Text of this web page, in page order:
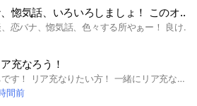
雑談、恋バナ、惚気話、いろいろしましょ！ このオプを機にリア充にもなっちゃお？
ここはぁ！雑談、恋バナ、惚気話、色々する所やぁー！ 良ければ入りませんか？ 目標人数100人！ 𓇠𓇠𓇠𓇠𓇠𓇠𓇠𓇠𓇠𓇠𓇠 出会い厨× 荒らし× 危険な発言、下発言× 即抜け× 𓇠𓇠𓇠𓇠𓇠𓇠𓇠𓇠𓇠𓇠𓇠 見学等したい場合 名前にお試し、見学、などお書きいただけたら幸いです！ 荒らし等やばいやついたら蹴ります ルール等はノートに書いてあるので確認おねがいします！！ みんなで仲良くしましょうっ！ #学生#高校生#中学生#惚気話#雑談#恋バナ#非リアからリア充#ライト#リア充
充なろう！
オプ主のむかちです！ リア充なりたい方！ 一緒にリア充なりませんか！ ただ友達を作るだけでも大歓迎です！ みんなで仲良くして沢山話そ！！！ ライトでもスレでもお好きに話してくれておっけー！ 即抜け、出会い厨はお断りです！
間前